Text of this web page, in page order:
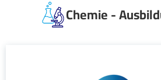
Chemie -